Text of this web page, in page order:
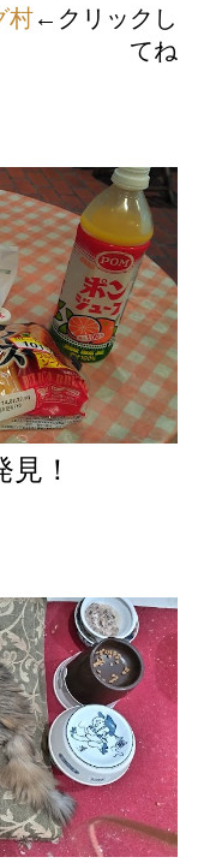
村←クリックし
てね
！